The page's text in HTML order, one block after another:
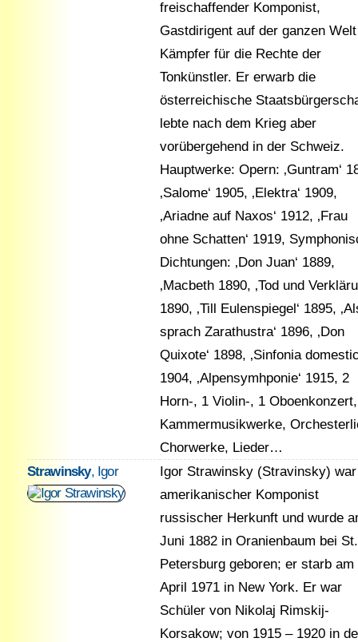
freischaffender Komponist,
Gastdirigent auf der ganzen
Kämpfer für die Rechte der
Tonkünstler. Er erwarb die
österreichische
lebte nach dem Krieg aber
vorübergehend in der Schweiz.
Hauptwerke: Opern: ‚Guntram‘
‚Salome‘ 1905, ‚Elektra‘ 1909,
‚Ariadne auf Naxos‘ 1912, ‚Frau
ohne Schatten‘ 1919,
Dichtungen: ‚Don Juan‘ 1889,
‚Macbeth 1890, ‚Tod und
1890, ‚Till Eulenspiegel‘ 1895,
sprach Zarathustra‘ 1896, ‚Don
Quixote‘ 1898, ‚Sinfonia
1904, ‚Alpensymhponie‘ 1915, 2
Horn-, 1 Violin-, 1 Oboenkonzert,
Kammermusikwerke,
Chorwerke, Lieder…
Strawinsky, Igor
Igor Strawinsky (Stravinsky) war
amerikanischer Komponist
russischer Herkunft und wurde
Juni 1882 in Oranienbaum bei St.
Petersburg geboren; er starb am
April 1971 in New York. Er war
Schüler von Nikolaj Rimskij-
Korsakow; von 1915 – 1920 in